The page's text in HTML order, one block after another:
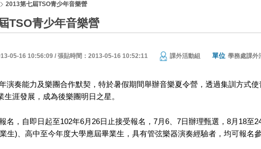
2013第七屆TSO青少年音樂營
TSO青少年音樂營
05-16 10:56:09 / 張貼時間：2013-05-16 10:52:11 課外活動組 單位 學務處課外
演奏能力及樂團合作默契，特於暑假期間舉辦音樂夏令營，透過集訓方式
生涯發展，成為後樂團明日之星。
名，自即日起至102年6月26日止接受報名，7月6、7日辦理甄選，8月18至
生)、高中至今年度大學應屆畢業生，具有管弦樂器演奏經驗者，均可報名參